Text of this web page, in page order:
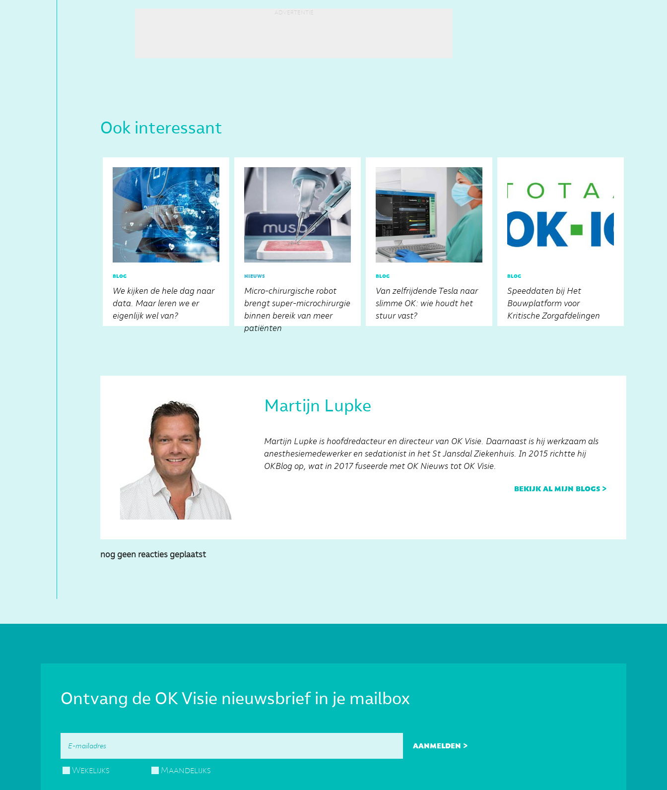
advertentie
Ook interessant
blog
We kijken de hele dag naar
data. Maar leren we er
eigenlijk wel van?
nieuws
Micro-chirurgische robot
brengt super-microchirurgie
binnen bereik van meer
patiënten
blog
Van zelfrijdende Tesla naar
slimme OK: wie houdt het
stuur vast?
blog
Speeddaten bij Het
Bouwplatform voor
Kritische Zorgafdelingen
Martijn Lupke
Martijn Lupke is hoofdredacteur en directeur van OK Visie. Daarnaast is hij werkzaam als
anesthesiemedewerker en sedationist in het St Jansdal Ziekenhuis. In 2015 richtte hij
OKBlog op, wat in 2017 fuseerde met OK Nieuws tot OK Visie.
bekijk al mijn blogs >
nog geen reacties geplaatst
Ontvang de OK Visie nieuwsbrief in je mailbox
Wekelijks Maandelijks